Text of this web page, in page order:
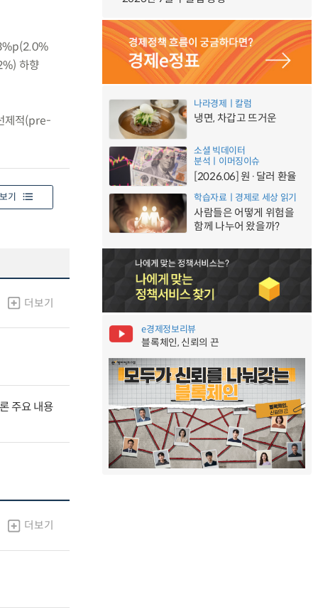
하향
제적(pre-
기
더보기
주요 내용
더보기
나라경제ㅣ칼럼
냉면, 차갑고 뜨거운
소셜 빅데이터
분석ㅣ이머징이슈
[2026.06] 원·달러 환율
학습자료ㅣ경제로 세상 읽기
사람들은 어떻게 위험을
함께 나누어 왔을까?
e경제정보리뷰
블록체인, 신뢰의 끈